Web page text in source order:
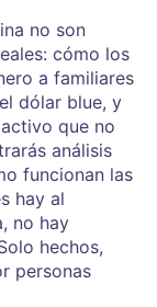
no son
cómo los
a familiares
dólar blue, y
que no
análisis
funcionan las
hay al
no hay
hechos,
personas